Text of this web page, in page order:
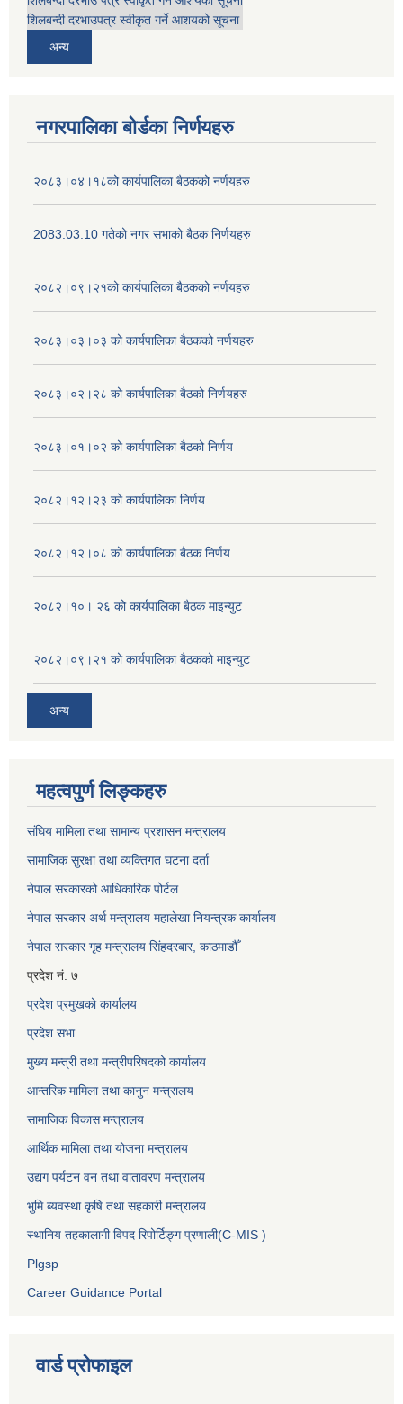
शिलबन्दी दरभाउपत्र स्वीकृत गर्ने आशयको सूचना
अन्य
नगरपालिका बोर्डका निर्णयहरु
२०८३।०४।१८को कार्यपालिका बैठकको नर्णयहरु
2083.03.10 गतेको नगर सभाको बैठक निर्णयहरु
२०८२।०९।२१को कार्यपालिका बैठकको नर्णयहरु
२०८३।०३।०३ को कार्यपालिका बैठकको नर्णयहरु
२०८३।०२।२८ को कार्यपालिका बैठको निर्णयहरु
२०८३।०१।०२ को कार्यपालिका बैठको निर्णय
२०८२।१२।२३ को कार्यपालिका निर्णय
२०८२।१२।०८ को कार्यपालिका बैठक निर्णय
२०८२।१०। २६ को कार्यपालिका बैठक माइन्युट
२०८२।०९।२१ को कार्यपालिका बैठकको माइन्युट
अन्य
महत्वपुर्ण लिङ्कहरु
संघिय मामिला तथा सामान्य प्रशासन मन्त्रालय
सामाजिक सुरक्षा तथा व्यक्तिगत घटना दर्ता
नेपाल सरकारको आधिकारिक पोर्टल
नेपाल सरकार अर्थ मन्त्रालय महालेखा नियन्त्रक कार्यालय
नेपाल सरकार गृह मन्त्रालय सिंहदरबार, काठमाडौँ
प्रदेश नं. ७
प्रदेश प्रमुखको कार्यालय
प्रदेश सभा
मुख्य मन्त्री तथा मन्त्रीपरिषदको कार्यालय
आन्तरिक मामिला तथा कानुन मन्त्रालय
सामाजिक विकास मन्त्रालय
आर्थिक मामिला तथा योजना मन्त्रालय
उद्यग पर्यटन वन तथा वातावरण मन्त्रालय
भुमि ब्यवस्था कृषि तथा सहकारी मन्त्रालय
स्थानिय तहकालागी विपद रिपोर्टिङ्ग प्रणाली(C-MIS )
Plgsp
Career Guidance Portal
वार्ड प्रोफाइल